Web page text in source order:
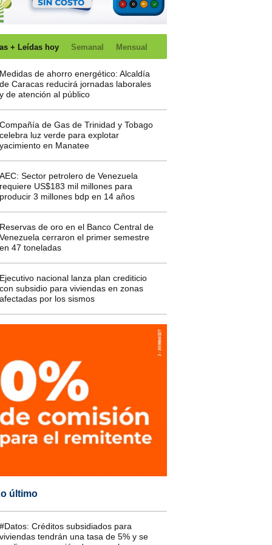
+ Leídas hoy Semanal Mensual
de ahorro energético: Alcaldía
Caracas reducirá jornadas laborales
de atención al público
de Gas de Trinidad y Tobago
luz verde para explotar
en Manatee
Sector petrolero de Venezuela
US$183 mil millones para
3 millones bdp en 14 años
de oro en el Banco Central de
cerraron el primer semestre
47 toneladas
nacional lanza plan crediticio
subsidio para viviendas en zonas
por los sismos
último
Créditos subsidiados para
tendrán una tasa de 5% y se